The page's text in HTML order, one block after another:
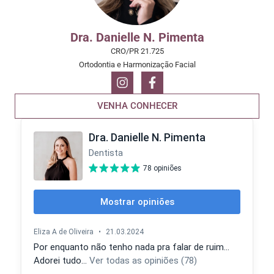
Dra. Danielle N. Pimenta
CRO/PR 21.725
Ortodontia e Harmonização Facial
VENHA CONHECER